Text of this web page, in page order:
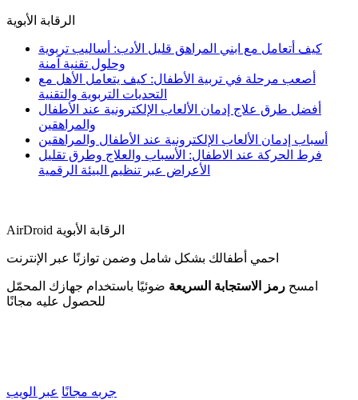
الرقابة الأبوية
كيف أتعامل مع ابني المراهق قليل الأدب: أساليب تربوية
وحلول تقنية آمنة
أصعب مرحلة في تربية الأطفال: كيف يتعامل الأهل مع
التحديات التربوية والتقنية
أفضل طرق علاج إدمان الألعاب الإلكترونية عند الأطفال
والمراهقين
أسباب إدمان الألعاب الإلكترونية عند الأطفال والمراهقين
فرط الحركة عند الاطفال: الأسباب والعلاج وطرق تقليل
الأعراض عبر تنظيم البيئة الرقمية
AirDroid الرقابة الأبوية
احمي أطفالك بشكل شامل وضمن توازنًا عبر الإنترنت
امسح رمز الاستجابة السريعة ضوئيًا باستخدام جهازك المحمّل
للحصول عليه مجانًا
جربه مجانًا عبر الويب